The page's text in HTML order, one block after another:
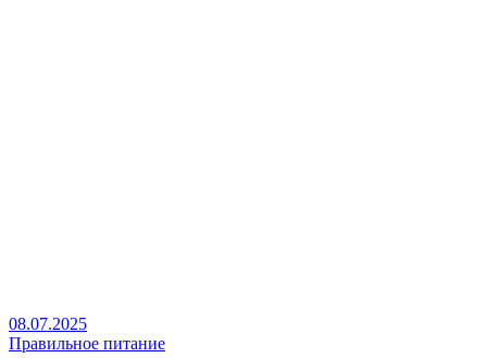
08.07.2025
Правильное питание